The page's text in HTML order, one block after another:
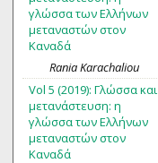
γλώσσα των Ελλήνων
μεταναστών στον
Καναδά
Rania Karachaliou
Vol 5 (2019): Γλώσσα και
μετανάστευση: η
γλώσσα των Ελλήνων
μεταναστών στον
Καναδά